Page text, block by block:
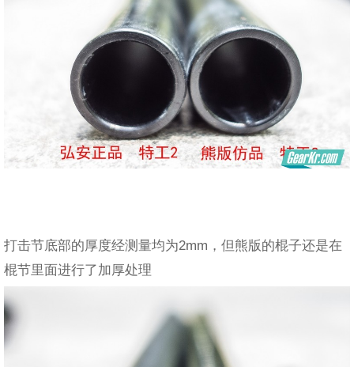
打击节底部的厚度经测量均为2mm，但熊版的棍子还是在
棍节里面进行了加厚处理